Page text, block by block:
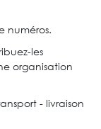
numéros.
les
organisation
- livraison